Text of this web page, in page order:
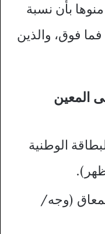
بأن نسبة
يجب أن تصل إلى 75% فما فوق، والذين
المعين
الوطنية
(وجه/